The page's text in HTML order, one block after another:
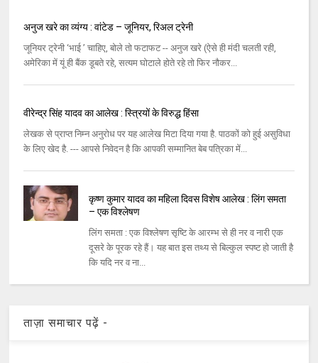
अनुज खरे का व्यंग्य : वांटेड – जूनियर, रिअल ट्रेनी
जूनियर ट्रेनी ‘भाई ’ चाहिए, बोले तो फटाफट -- अनुज खरे (ऐसे ही मंदी चलती रही,
अमेरिका में यूं ही बैंक डूबते रहे, सत्यम घोटाले होते रहे तो फिर नौकर...
वीरेन्द्र सिंह यादव का आलेख : स्त्रियों के विरुद्ध हिंसा
लेखक से प्राप्त निम्न अनुरोध पर यह आलेख मिटा दिया गया है. पाठकों को हुई असुविधा
के लिए खेद है. --- आपसे निवेदन है कि आपकी सम्‍मानित बेब पत्रिका में...
कृष्ण कुमार यादव का महिला दिवस विशेष आलेख : लिंग समता
– एक विश्लेषण
लिंग समता : एक विश्‍लेषण सृष्‍टि के आरम्‍भ से ही नर व नारी एक
दूसरे के पूरक रहे हैं। यह बात इस तथ्‍य से बिल्‍कुल स्‍पष्‍ट हो जाती है
कि यदि नर व ना...
ताज़ा समाचार पढ़ें -